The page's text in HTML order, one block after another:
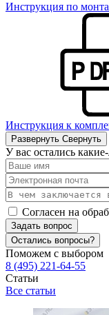
Инструкция по
Инструкция к
Развернуть Свернуть
У вас остались
Согласен на
Задать вопрос
Остались вопросы?
Поможем с выбором
8 (495) 221-64-55
Статьи
Все статьи